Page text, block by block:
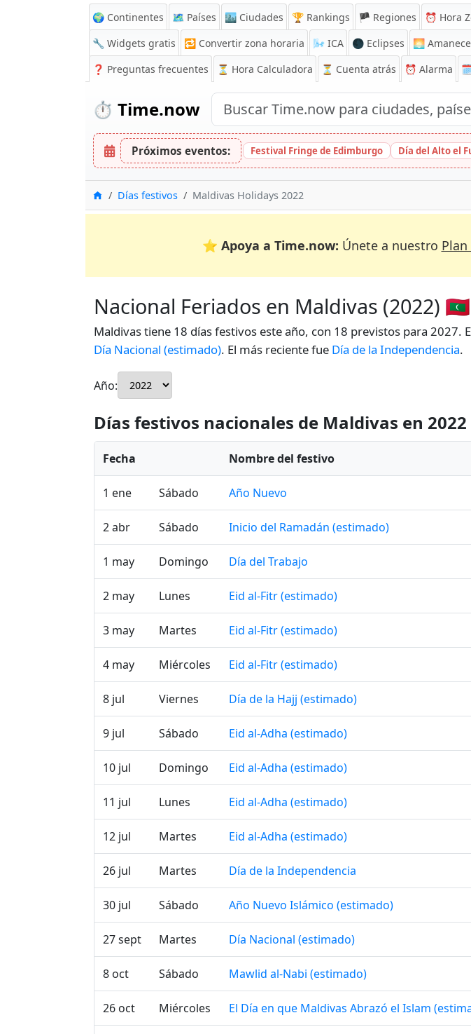
🌍 Continentes 🗺️ Países 🏙️ Ciudades 🏆 Rankings 🏴 Regiones ⏰ Hora
🔧 Widgets gratis
🔁 Convertir zona horaria 🌬️ ICA 🌑 Eclipses 🌅
❓ Preguntas frecuentes ⏳ Hora Calculadora ⏳ Cuenta atrás ⏰ Alarma 🗓️
⏱️ Time.now
Próximos eventos: Festival Fringe de Edimburgo Día del Alto el
InicioDías festivos Maldivas Holidays 2022
⭐ Apoya a Time.now: Únete a nuestro
Nacional Feriados en Maldivas (2022) 🇲🇻
Maldivas tiene 18 días festivos este año, con 18 previstos para 2027.
Día Nacional (estimado). El más reciente fue Día de la Independencia.
Año:
Días festivos nacionales de Maldivas en 2022
Fecha Nombre del festivo
1 ene Sábado Año Nuevo
2 abr Sábado Inicio del Ramadán (estimado)
1 may Domingo Día del Trabajo
2 may Lunes Eid al-Fitr (estimado)
3 may Martes Eid al-Fitr (estimado)
4 may Miércoles Eid al-Fitr (estimado)
8 jul Viernes Día de la Hajj (estimado)
9 jul Sábado Eid al-Adha (estimado)
10 jul Domingo Eid al-Adha (estimado)
11 jul Lunes Eid al-Adha (estimado)
12 jul Martes Eid al-Adha (estimado)
26 jul Martes Día de la Independencia
30 jul Sábado Año Nuevo Islámico (estimado)
27 sept Martes Día Nacional (estimado)
8 oct Sábado Mawlid al-Nabi (estimado)
26 oct Miércoles El Día en que Maldivas Abrazó el Islam